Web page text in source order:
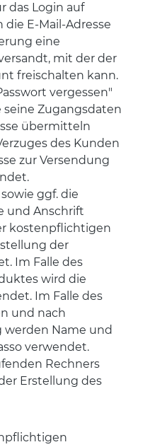
das Login auf
die E-Mail-Adresse
eine
mit der der
freischalten kann.
vergessen"
seine Zugangsdaten
übermitteln
des Kunden
zur Versendung
ggf. die
und Anschrift
kostenpflichtigen
der
Im Falle des
wird die
Im Falle des
und nach
werden Name und
verwendet.
Rechners
Erstellung des